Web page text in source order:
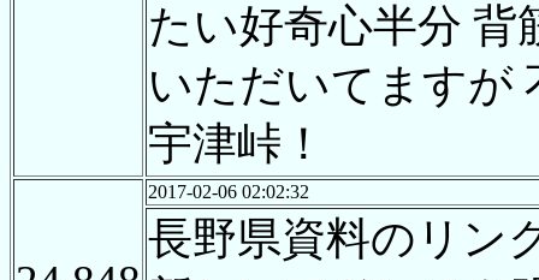
たい好奇心半分
いただいてますが
宇津峠！
2017-02-06 02:02:32
長野県資料のリン